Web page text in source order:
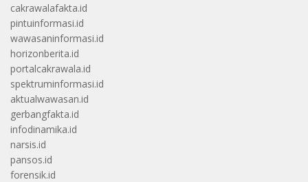
cakrawalafakta.id
pintuinformasi.id
wawasaninformasi.id
horizonberita.id
portalcakrawala.id
spektruminformasi.id
aktualwawasan.id
gerbangfakta.id
infodinamika.id
narsis.id
pansos.id
forensik.id